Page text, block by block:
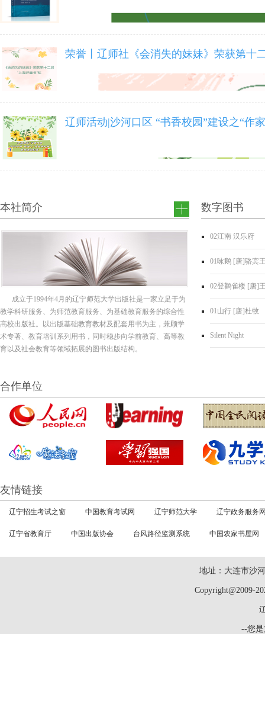
荣誉丨辽师社《会消失的妹妹》荣获第十
辽师活动|沙河口区 “书香校园”建设之“作
本社简介
成立于1994年4月的辽宁师范大学出版社是一家立足于为
教学科研服务、为师范教育服务、为基础教育服务的综合性
高校出版社。以出版基础教育教材及配套用书为主，兼顾学
术专著、教育培训系列用书，同时稳步向学前教育、高等教
育以及社会教育等领域拓展的图书出版结构。
数字图书
02江南 汉乐府
01咏鹅 [唐]骆宾
02登鹳雀楼 [唐]
01山行 [唐]杜牧
Silent Night
合作单位
友情链接
辽宁招生考试之窗 中国教育考试网 辽宁师范大学 辽宁政务服务
辽宁省教育厅 中国出版协会 台风路径监测系统 中国农家书屋网
地址：大连市沙
Copyright@2009-
--您